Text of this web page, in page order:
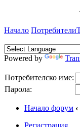
Начало Потребители
Powered by
Потребителско име:
Парола:
Начало форум ‹
Регистрация